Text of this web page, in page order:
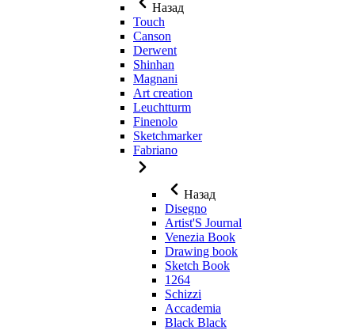
Назад
Touch
Canson
Derwent
Shinhan
Magnani
Art creation
Leuchtturm
Finenolo
Sketchmarker
Fabriano
Назад
Disegno
Artist'S Journal
Venezia Book
Drawing book
Sketch Book
1264
Schizzi
Accademia
Black Black